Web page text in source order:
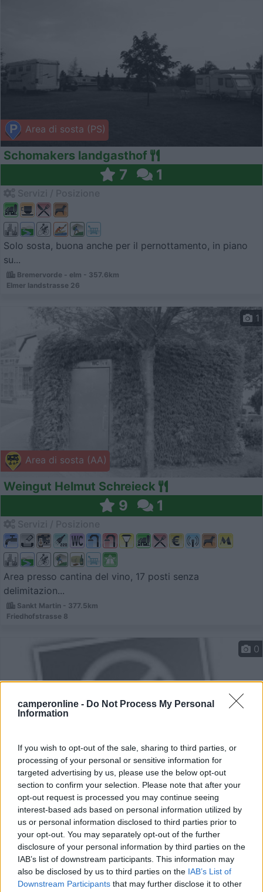
camperonline - Do Not Process My Personal
Information
If you wish to opt-out of the sale, sharing to third parties, or
processing of your personal or sensitive information for
targeted advertising by us, please use the below opt-out
section to confirm your selection. Please note that after your
opt-out request is processed you may continue seeing
interest-based ads based on personal information utilized by
us or personal information disclosed to third parties prior to
your opt-out. You may separately opt-out of the further
disclosure of your personal information by third parties on the
IAB’s list of downstream participants. This information may
also be disclosed by us to third parties on the IAB’s List of
Downstream Participants that may further disclose it to other
Area di sosta (PS)
Schomakers landgasthof
7 1
Solo sosta, buona anche per il pernottamento, in piano
su...
Bremervorde - elm - 357.6km
Elmer landstrasse 26
Area di sosta (AA)
1
Weingut Helmut Schreieck
9 1
Area presso cantina del vino, 17 posti senza
delimitazion...
Sankt Martin - 377.5km
Friedhofstrasse 8
Area di sosta (AA)
0
Hotel schenck's
7 1
Servizi / Posizione